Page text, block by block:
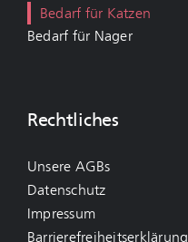
Bedarf für Katzen
Bedarf für Nager
Rechtliches
Unsere AGBs
Datenschutz
Impressum
Barrierefreiheitserklärung